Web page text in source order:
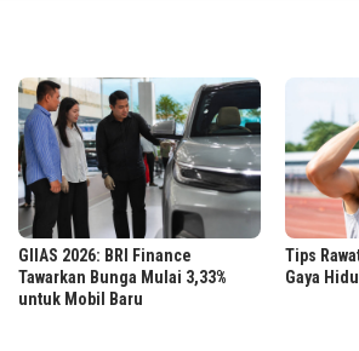
GIIAS 2026: BRI Finance
Tawarkan Bunga Mulai 3,33%
untuk Mobil Baru
Tips
Gaya